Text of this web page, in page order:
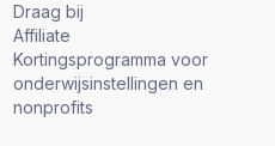
Draag bij
Affiliate
Kortingsprogramma voor
onderwijsinstellingen en
nonprofits